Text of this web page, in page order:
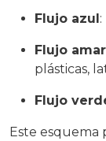
Flujo azul
Flujo
plásticas,
Flujo
Este esquema